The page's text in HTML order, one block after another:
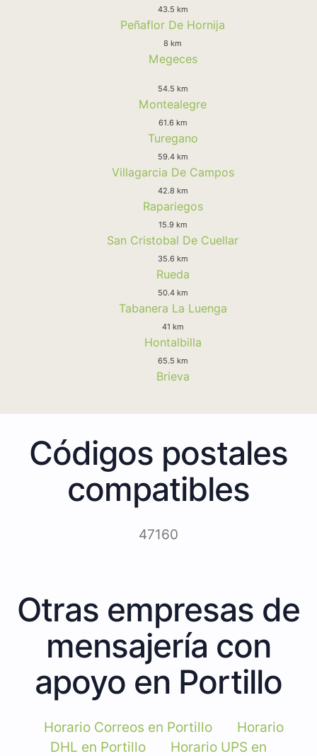
43.5 km
Peñaflor De Hornija
8 km
Megeces
54.5 km
Montealegre
61.6 km
Turegano
59.4 km
Villagarcia De Campos
42.8 km
Rapariegos
15.9 km
San Cristobal De Cuellar
35.6 km
Rueda
50.4 km
Tabanera La Luenga
41 km
Hontalbilla
65.5 km
Brieva
Códigos postales
compatibles
47160
Otras empresas de
mensajería con
apoyo en Portillo
Horario Correos en Portillo
Horario
DHL en Portillo
Horario UPS en